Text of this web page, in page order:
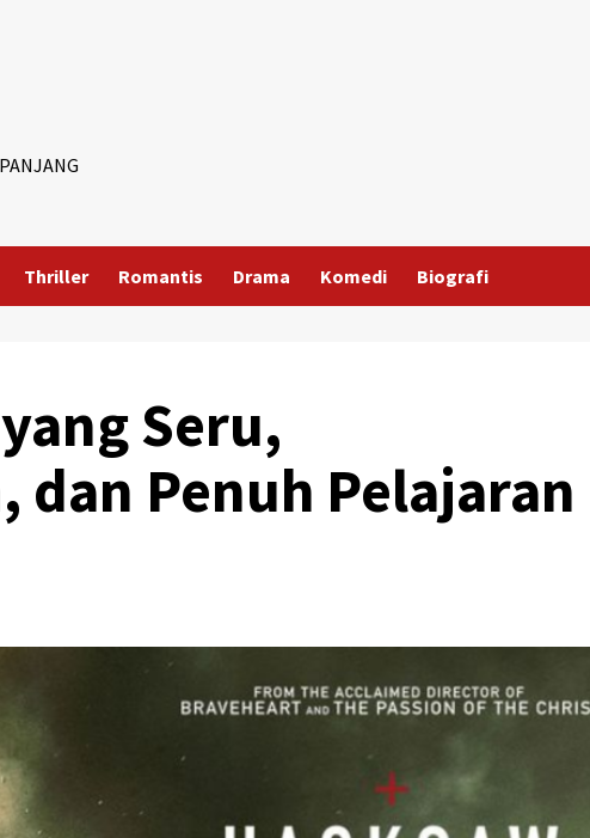
Thriller Romantis Drama Komedi Biografi
Seru,
dan Penuh Pelajaran